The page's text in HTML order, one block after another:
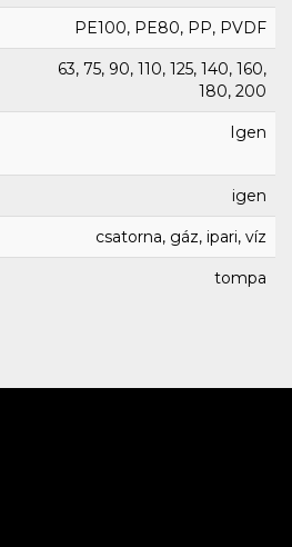
PE100, PE80, PP, PVDF
63, 75, 90, 110, 125, 140, 160,
180, 200
Igen
igen
csatorna, gáz, ipari, víz
tompa